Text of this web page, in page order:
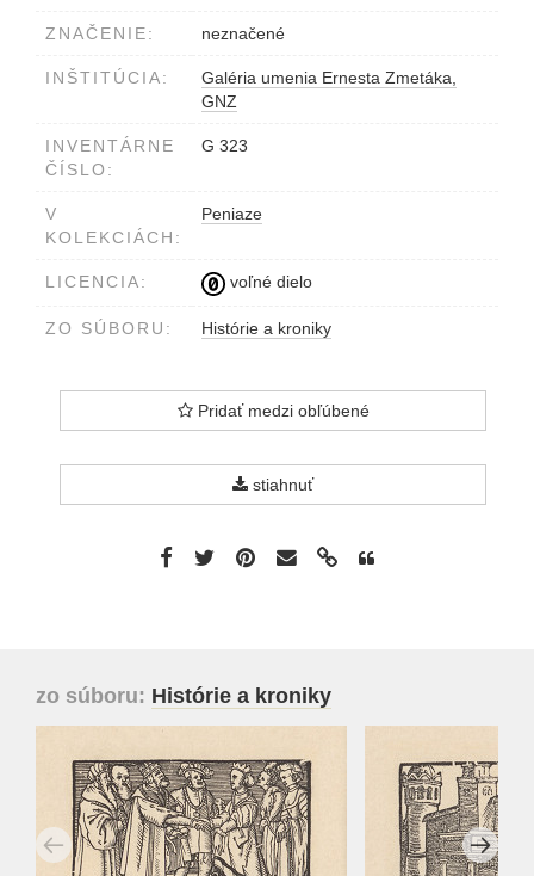
ZNAČENIE: neznačené
INŠTITÚCIA:
Galéria umenia Ernesta Zmetáka,
GNZ
INVENTÁRNE
ČÍSLO:
G 323
V
KOLEKCIÁCH:
Peniaze
LICENCIA: voľné dielo
ZO SÚBORU: Histórie a kroniky
Pridať medzi obľúbené
stiahnuť
zo súboru: Histórie a kroniky